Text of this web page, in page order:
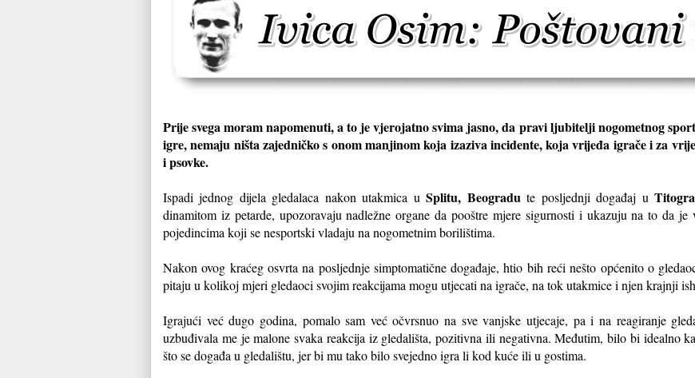
Prije svega moram napomenuti, a to je vjerojatno svima jasno, da pravi ljubitelji nogometnog
igre, nemaju ništa zajedničko s onom manjinom koja izaziva incidente, koja vrijeđa igrače i za
i psovke.
Ispadi jednog dijela gledalaca nakon utakmica uSplitu, Beogradu te posljednji događaj u
dinamitom iz petarde, upozoravaju nadležne organe da pooštre mjere sigurnosti i ukazuju na to da
pojedincima koji se nesportski vladaju na nogometnim borilištima.
Nakon ovog kraćeg osvrta na posljednje simptomatične događaje, htio bih reći nešto općenito o
pitaju u kolikoj mjeri gledaoci svojim reakcijama mogu utjecati na igrače, na tok utakmice i njen krajnji
Igrajući već dugo godina, pomalo sam već očvrsnuo na sve vanjske utjecaje, pa i na reagiranje
uzbuđivala me je malone svaka reakcija iz gledališta, pozitivna ili negativna. Međutim, bilo bi idealno
što se događa u gledalištu, jer bi mu tako bilo svejedno igra li kod kuće ili u gostima.